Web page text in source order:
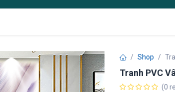
Shop
Tranh PVC
(0